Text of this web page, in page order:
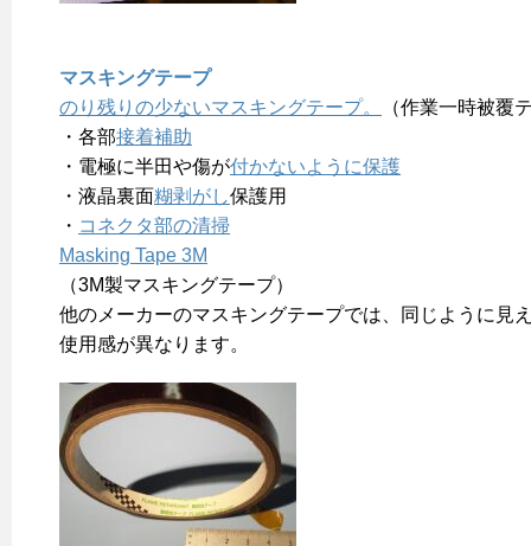
マスキングテープ
のり残りの少ないマスキングテープ。
（作業一時被覆
・各部接着補助
・電極に半田や傷が付かないように保護
・液晶裏面糊剥がし保護用
・ コネクタ部の清掃
Masking Tape 3M
（3M製マスキングテープ）
他のメーカーのマスキングテープでは、同じように見
使用感が異なります。